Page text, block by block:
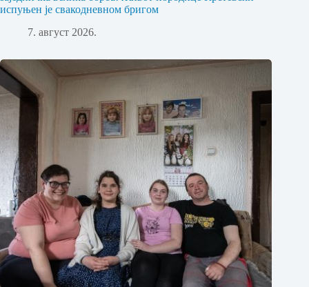
испуњен је свакодневном бригом
7. август 2026.